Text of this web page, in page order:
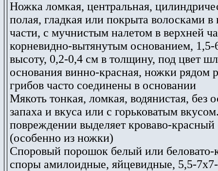
Ножка ломкая, центральная,
полая, гладкая или покрыта волосками
части, с мучнистым налетом в верхней
корневидно-вытянутым основанием, 1,5-
высоту, 0,2-0,4 см в толщину, под цвет
основания винно-красная, ножки рядом
грибов часто соединены в основании
Мякоть тонкая, ломкая, водянистая, без
запаха и вкуса или с горьковатым
повреждении выделяет кроваво-красный
(особенно из ножки)
Споровый порошок белый или
споры амилоидные, яйцевидные, 5,5-